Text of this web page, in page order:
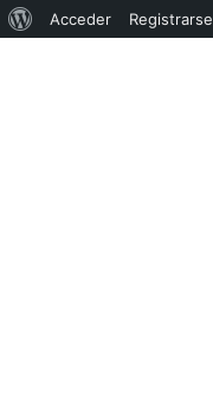
Acerca
Acceder Registrarse